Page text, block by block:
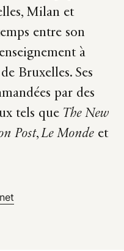
Milan et
entre son
à
Bruxelles. Ses
par des
tels que The New
Post,Le Monde et